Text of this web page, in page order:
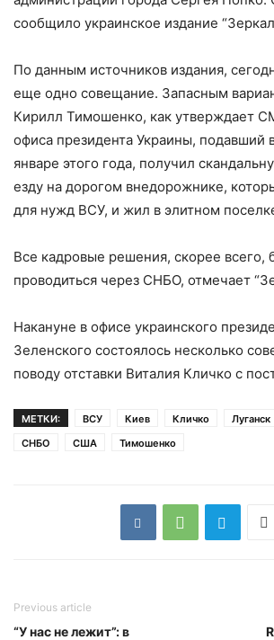
сообщило украинское издание
По данным источников издания,
еще одно совещание. Запасным
Кирилл Тимошенко, как утверждает
офиса президента Украины, подавший
январе этого года, получил
езду на дорогом внедорожнике,
для нужд ВСУ, и жил в элитном
Все кадровые решения, скорее всего,
проводиться через СНБО, отмечает
Накануне в офисе украинского
Зеленского состоялось несколько
поводу отставки Виталия Кличко с
МЕТКИ: ВСУ Киев Кличко Луганск
СНБО
США Тимошенко
Previous article
“У нас не лежит”: в